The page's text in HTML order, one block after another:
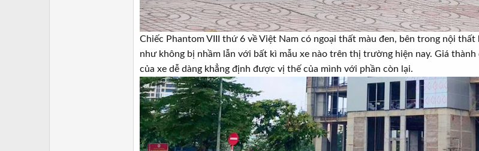
Chiếc Phantom VIII thứ 6 về Việt Nam có ngoại thất màu đen, bên trong nội
như không bị nhầm lẫn với bất kì mẫu xe nào trên thị trường hiện nay. Giá
của xe dễ dàng khẳng định được vị thế của mình với phần còn lại.